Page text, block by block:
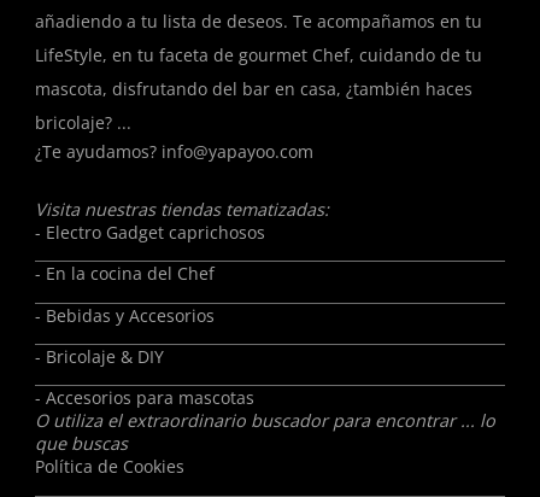
añadiendo a tu lista de deseos. Te acompañamos en tu
LifeStyle, en tu faceta de gourmet Chef, cuidando de tu
mascota, disfrutando del bar en casa, ¿también haces
bricolaje? ...
¿Te ayudamos? info@yapayoo.com
Visita nuestras tiendas tematizadas:
- Electro Gadget caprichosos
- En la cocina del Chef
- Bebidas y Accesorios
- Bricolaje & DIY
- Accesorios para mascotas
O utiliza el extraordinario buscador para encontrar ... lo
que buscas
Política de Cookies